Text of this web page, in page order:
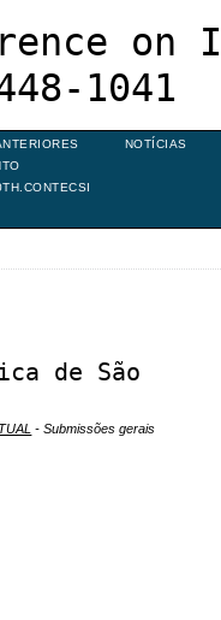
on
1041
NOTÍCIAS
de São
- Submissões gerais